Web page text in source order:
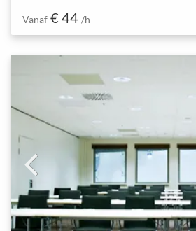
Vanaf € 44 /h